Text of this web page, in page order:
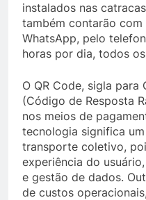
instalados nas
também contarão
WhatsApp, pelo
horas por dia, todos
O QR Code, sigla para
(Código de Resposta
nos meios de
tecnologia significa
transporte coletivo,
experiência do
e gestão de dados.
de custos